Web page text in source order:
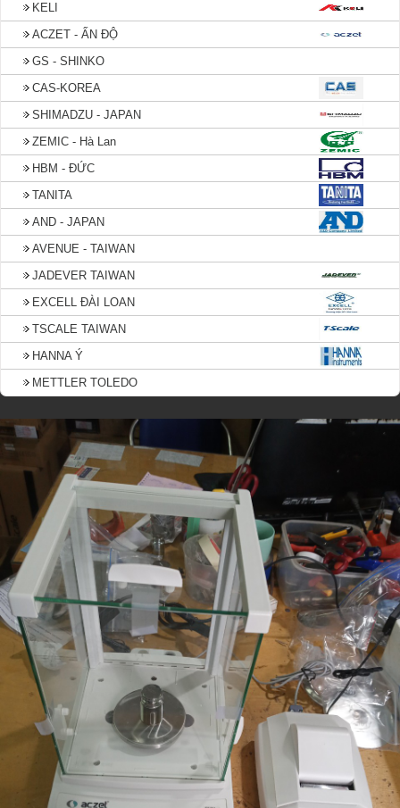
KELI
ACZET - ẤN ĐỘ
GS - SHINKO
CAS-KOREA
SHIMADZU - JAPAN
ZEMIC - Hà Lan
HBM - ĐỨC
TANITA
AND - JAPAN
AVENUE - TAIWAN
JADEVER TAIWAN
EXCELL ĐÀI LOAN
TSCALE TAIWAN
HANNA Ý
METTLER TOLEDO